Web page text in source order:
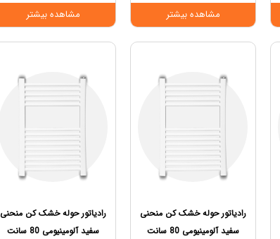
مشاهده بیشتر مشاهده بیشتر
رادیاتور حوله خشک کن منحنی
سفید آلومینیومی 80 سانت
رادیاتور حوله خشک کن منحنی
سفید آلومینیومی 80 سانت